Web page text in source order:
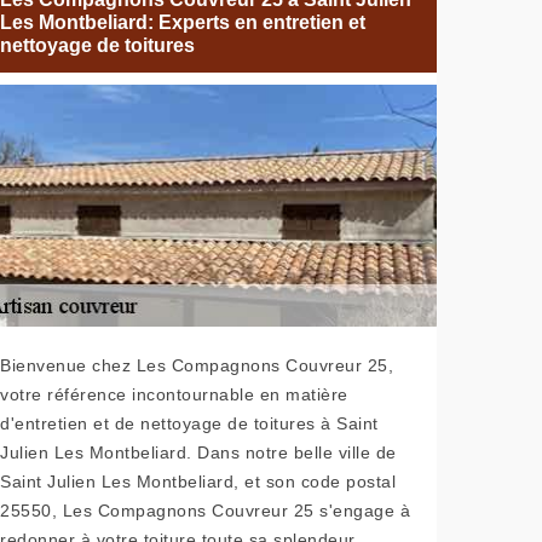
Les Montbeliard: Experts en entretien et
nettoyage de toitures
Bienvenue chez Les Compagnons Couvreur 25,
votre référence incontournable en matière
d'entretien et de nettoyage de toitures à Saint
Julien Les Montbeliard. Dans notre belle ville de
Saint Julien Les Montbeliard, et son code postal
25550, Les Compagnons Couvreur 25 s'engage à